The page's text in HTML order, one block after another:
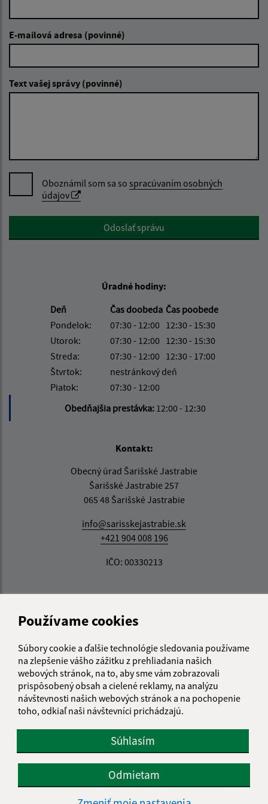
Používame cookies
Súbory cookie a ďalšie technológie sledovania používame
na zlepšenie vášho zážitku z prehliadania našich
webových stránok, na to, aby sme vám zobrazovali
prispôsobený obsah a cielené reklamy, na analýzu
návštevnosti našich webových stránok a na pochopenie
toho, odkiaľ naši návštevníci prichádzajú.
Súhlasím
Odmietam
E-mailová adresa (povinné)
Text vašej správy (povinné)
Oboznámil som sa so spracúvaním osobných
údajov
Google reCaptcha ResponseOdoslať správu
Úradné hodiny:
Deň
Čas doobeda Čas poobede
Pondelok:
07:30 - 12:00 12:30 - 15:30
Utorok:
07:30 - 12:00 12:30 - 15:30
Streda:
07:30 - 12:00 12:30 - 17:00
Štvrtok:
nestránkový deň
Piatok:
07:30 - 12:00
Obedňajšia prestávka: 12:00 - 12:30
Kontakt:
Obecný úrad Šarišské Jastrabie
Šarišské Jastrabie 257
065 48 Šarišské Jastrabie
info@sarisskejastrabie.sk
+421 904 008 196
IČO: 00330213
Informácie o stránke: